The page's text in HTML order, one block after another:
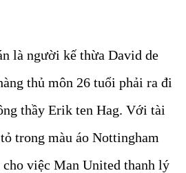
là người kế thừa David de
thủ môn 26 tuổi phải ra đi
thầy Erik ten Hag. Với tài
trong màu áo Nottingham
việc Man United thanh lý